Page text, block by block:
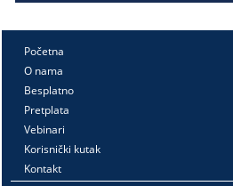
Početna
O nama
Besplatno
Pretplata
Vebinari
Korisnički kutak
Kontakt